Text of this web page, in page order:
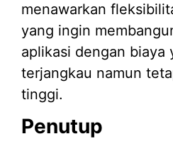
menawarkan
yang ingin
aplikasi dengan biaya
terjangkau namun
tinggi.
Penutup